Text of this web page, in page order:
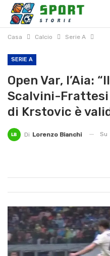
Casa Calcio Serie A
SERIE A
Open Var, l’Aia:
Scalvini-Frattesi
di Krstovic è
Di Lorenzo Bianchi Su